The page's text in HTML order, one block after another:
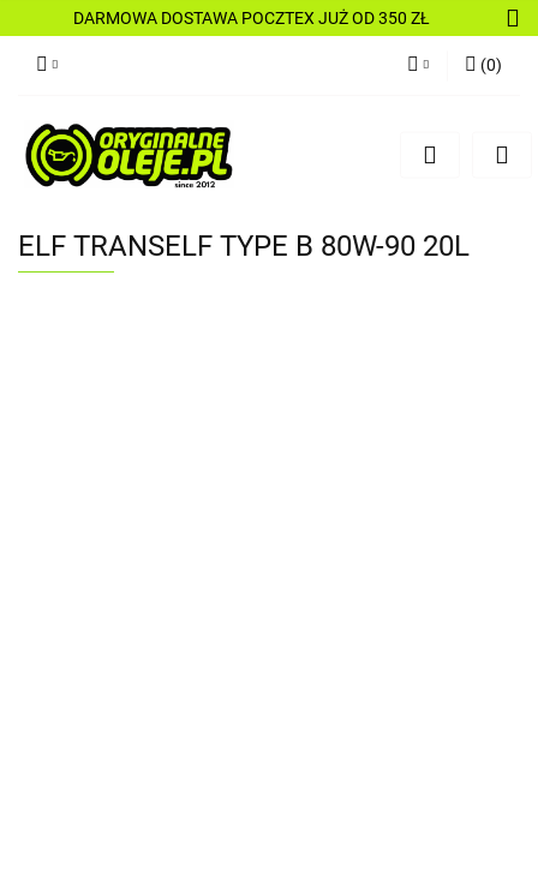
DARMOWA DOSTAWA POCZTEX JUŻ OD 350 ZŁ
Zarejestruj się
(0)
ELF TRANSELF TYPE B 80W-90 20L